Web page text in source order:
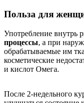
Польза для
Употребление внутрь
процессы, а при
обрабатываемые им
косметические
и кислот Омега.
После 2-недельного